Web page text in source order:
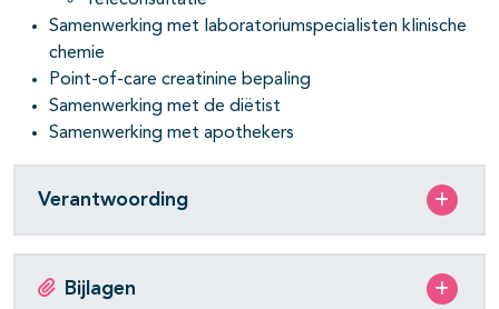
Samenwerking met laboratoriumspecialisten klinische
chemie
Point-of-care creatinine bepaling
Samenwerking met de diëtist
Samenwerking met apothekers
Verantwoording
Bijlagen